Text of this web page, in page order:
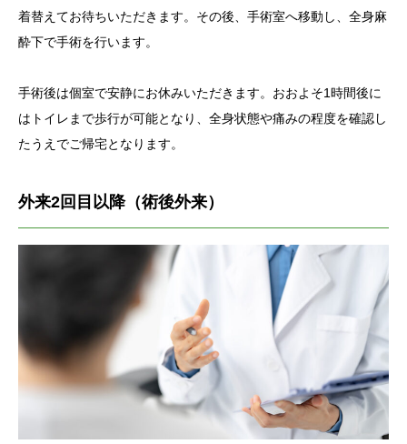
着替えてお待ちいただきます。その後、手術室へ移動し、全身麻
酔下で手術を行います。
手術後は個室で安静にお休みいただきます。おおよそ1時間後に
はトイレまで歩行が可能となり、全身状態や痛みの程度を確認し
たうえでご帰宅となります。
外来2回目以降（術後外来）